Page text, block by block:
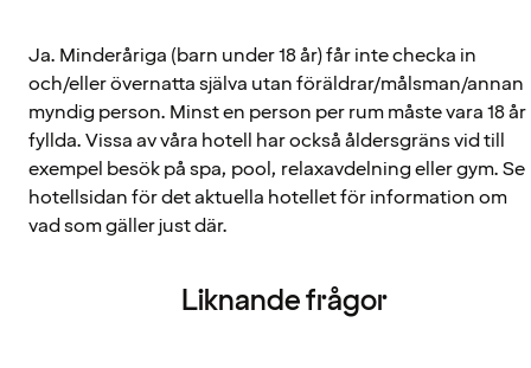
Ja. Minderåriga (barn under 18 år) får inte checka in
och/eller övernatta själva utan föräldrar/målsman/annan
myndig person. Minst en person per rum måste vara 18 år
fyllda. Vissa av våra hotell har också åldersgräns vid till
exempel besök på spa, pool, relaxavdelning eller gym. Se
hotellsidan för det aktuella hotellet för information om
vad som gäller just där.
Liknande frågor